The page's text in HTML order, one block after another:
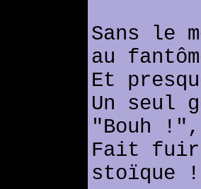
Sans le
au
Et
Un seul
"Bouh !",
Fait fuir
stoïque !